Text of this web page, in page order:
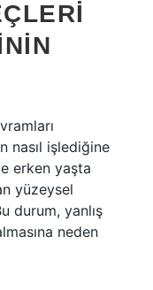
nasıl işlediğine
erken yaşta
yüzeysel
durum, yanlış
neden